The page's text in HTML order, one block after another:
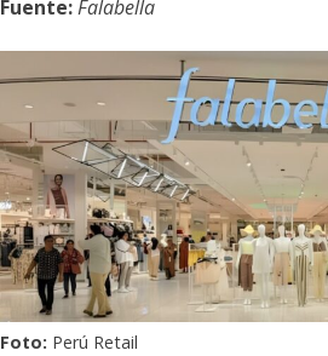
Fuente:Falabella
Foto: Perú Retail